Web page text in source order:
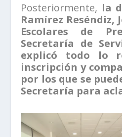
Posteriormente, la
Ramírez Reséndiz,
Escolares de
Secretaría de
explicó todo lo
inscripción y
por los que se
Secretaría para